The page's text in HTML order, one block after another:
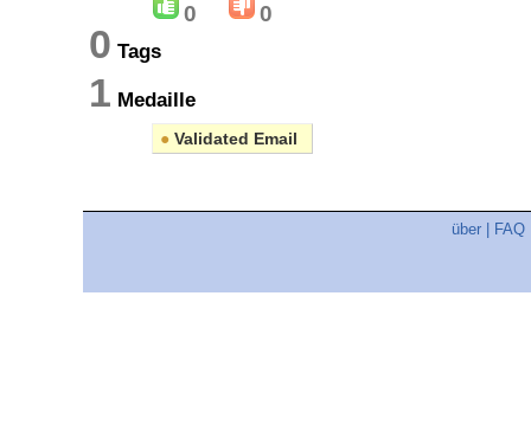
0 0
0 Tags
1 Medaille
● Validated Email
über FAQ